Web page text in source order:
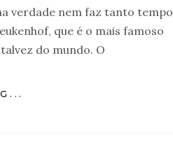
verdade nem faz tanto tempo
que é o mais famoso
do mundo. O